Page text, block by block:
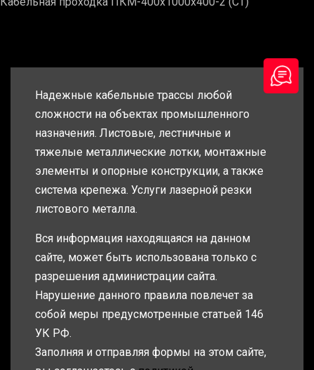
Надежные кабельные трассы любой
сложности на объектах промышленного
назначения. Листовые, лестничные и
тяжелые металлические лотки, монтажные
элементы и опорные конструкции, а также
система крепежа. Услуги лазерной резки
листового металла.
Вся информация находящаяся на данном
сайте, может быть использована только с
разрешения администрации сайта.
Нарушение данного правила повлечет за
собой меры предусмотренные статьей 146
УК РФ.
Заполняя и отправляя формы на этом сайте,